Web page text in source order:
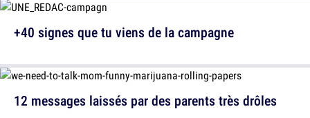
12 messages laissés par des parents très drôles
+40 signes que tu viens de la campagne